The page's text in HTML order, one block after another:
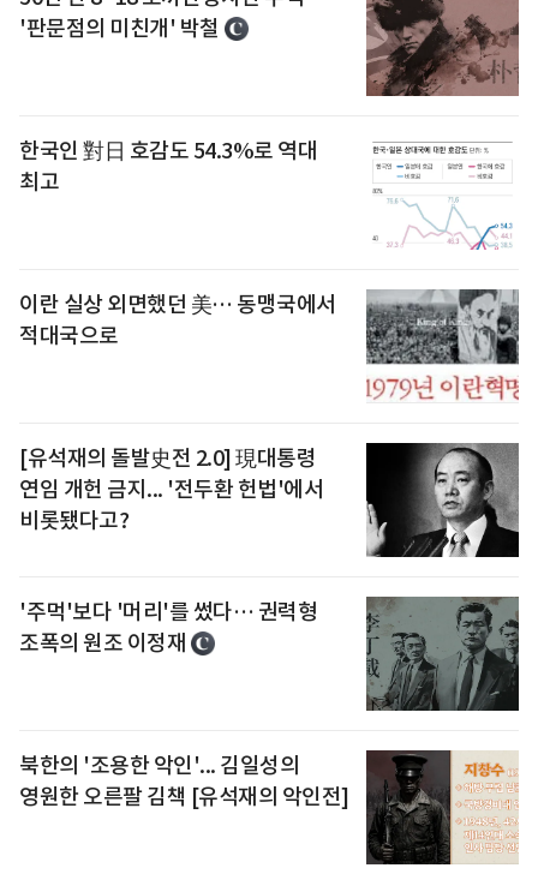
'판문점의 미친개' 박철
한국인 對日 호감도 54.3%로 역대
최고
이란 실상 외면했던 美… 동맹국에서
적대국으로
[유석재의 돌발史전 2.0] 現대통령
연임 개헌 금지... '전두환 헌법'에서
비롯됐다고?
'주먹'보다 '머리'를 썼다… 권력형
조폭의 원조 이정재
북한의 '조용한 악인'... 김일성의
영원한 오른팔 김책 [유석재의 악인전]